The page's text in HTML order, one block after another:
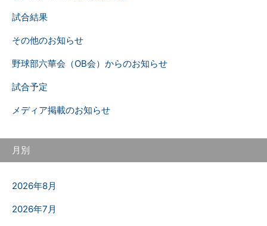
試合結果
その他のお知らせ
野球部六華会（OB会）からのお知らせ
試合予定
メディア掲載のお知らせ
月別
2026年8月
2026年7月